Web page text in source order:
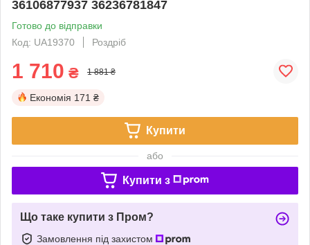
36106877937 36236781847
Готово до відправки
Код: UA19370
Роздріб
1 710 ₴ 1 881 ₴
Економія 171 ₴
Купити
або
Купити з
Що таке купити з Пром?
Замовлення під захистом